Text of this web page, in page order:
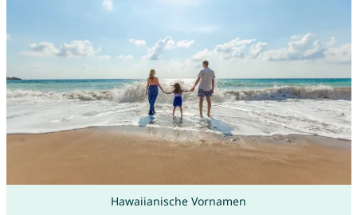
Hawaiianische Vornamen